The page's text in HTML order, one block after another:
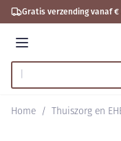
Ga naar de inhoud
Gratis verzending vanaf €
Menu
Product, merk,
Home / Thuiszorg en